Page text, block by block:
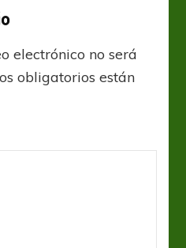
electrónico no será
obligatorios están